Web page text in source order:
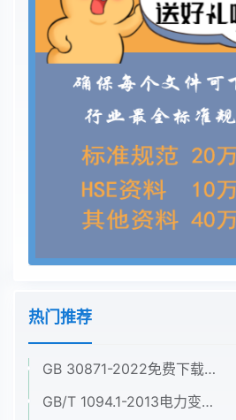
热门推荐
GB 30871-2022免费下载危险化学品企业特殊作业安全规范
GB/T 1094.1-2013电力变压器 第1部分:总则